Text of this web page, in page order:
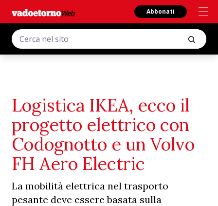
Abbonati
Logistica IKEA, ecco il
progetto elettrico con
Codognotto e un Volvo
FH Aero Electric
La mobilità elettrica nel trasporto
pesante deve essere basata sulla